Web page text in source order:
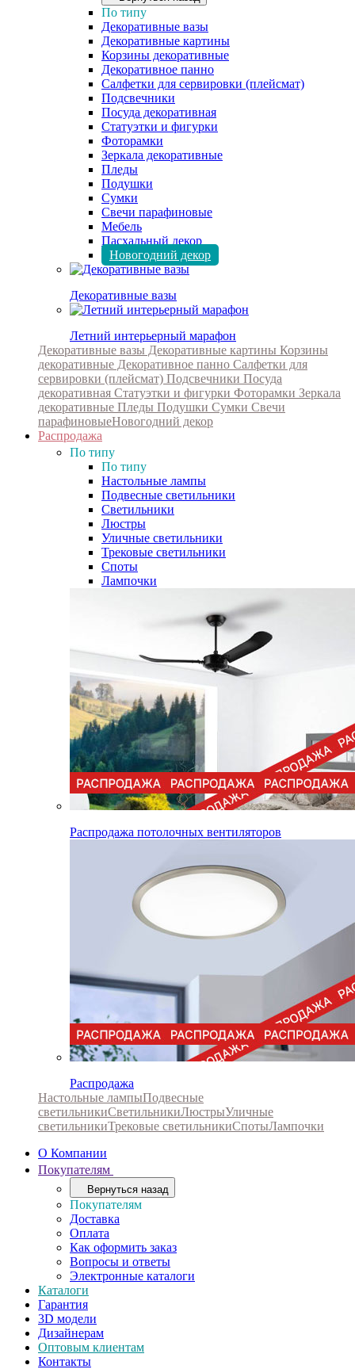
По типу
Декоративные вазы
Декоративные картины
Корзины декоративные
Декоративное панно
Салфетки для сервировки (плейсмат)
Подсвечники
Посуда декоративная
Статуэтки и фигурки
Фоторамки
Зеркала декоративные
Пледы
Подушки
Сумки
Свечи парафиновые
Мебель
Пасхальный декор
Новогодний декор
Декоративные вазы
Летний интерьерный марафон
Декоративные вазы Декоративные картины Корзины
декоративные Декоративное панно Салфетки для
сервировки (плейсмат) Подсвечники Посуда
декоративная Статуэтки и фигурки Фоторамки Зеркала
декоративные Пледы Подушки Сумки Свечи
парафиновыеНовогодний декор
Распродажа
По типу
По типу
Настольные лампы
Подвесные светильники
Светильники
Люстры
Уличные светильники
Трековые светильники
Споты
Лампочки
Распродажа потолочных вентиляторов
Распродажа
Настольные лампыПодвесные
светильникиСветильникиЛюстрыУличные
светильникиТрековые светильникиСпотыЛампочки
О Компании
Покупателям
Вернуться назад
Покупателям
Доставка
Оплата
Как оформить заказ
Вопросы и ответы
Электронные каталоги
Каталоги
Гарантия
3D модели
Дизайнерам
Оптовым клиентам
Контакты